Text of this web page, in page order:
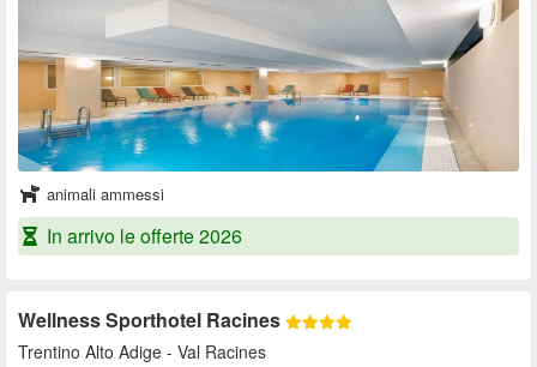
animali ammessi
In arrivo le offerte 2026
Wellness Sporthotel Racines
Trentino Alto Adige - Val Racines